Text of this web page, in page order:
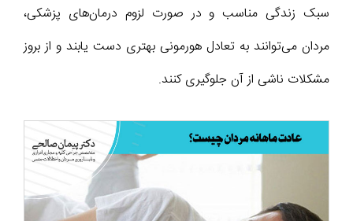
سبک زندگی مناسب و در صورت لزوم درمان‌های پزشکی،
مردان می‌توانند به تعادل هورمونی بهتری دست یابند و از بروز
مشکلات ناشی از آن جلوگیری کنند.